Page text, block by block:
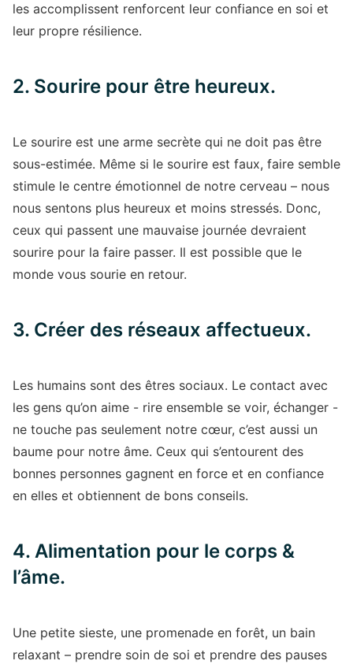
les accomplissent renforcent leur confiance en soi et
leur propre résilience.
2. Sourire pour être heureux.
Le sourire est une arme secrète qui ne doit pas être
sous-estimée. Même si le sourire est faux, faire semble
stimule le centre émotionnel de notre cerveau – nous
nous sentons plus heureux et moins stressés. Donc,
ceux qui passent une mauvaise journée devraient
sourire pour la faire passer. Il est possible que le
monde vous sourie en retour.
3. Créer des réseaux affectueux.
Les humains sont des êtres sociaux. Le contact avec
les gens qu’on aime - rire ensemble se voir, échanger -
ne touche pas seulement notre cœur, c’est aussi un
baume pour notre âme. Ceux qui s’entourent des
bonnes personnes gagnent en force et en confiance
en elles et obtiennent de bons conseils.
4. Alimentation pour le corps &
l’âme.
Une petite sieste, une promenade en forêt, un bain
relaxant – prendre soin de soi et prendre des pauses